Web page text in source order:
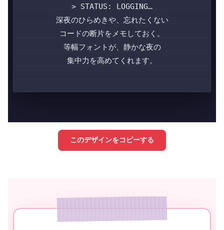
> STATUS: LOGGING…
深夜のひらめきや、忘れたくない
コードの断片をメモしておく。
等幅フォントが、静かな夜の
集中力を高めてくれます。
このデザインをコピーする